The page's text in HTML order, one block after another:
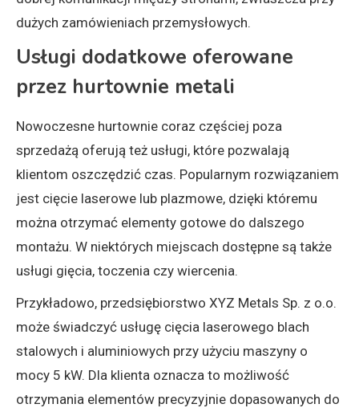
dużych zamówieniach przemysłowych.
Usługi dodatkowe oferowane
przez hurtownie metali
Nowoczesne hurtownie coraz częściej poza
sprzedażą oferują też usługi, które pozwalają
klientom oszczędzić czas. Popularnym rozwiązaniem
jest cięcie laserowe lub plazmowe, dzięki któremu
można otrzymać elementy gotowe do dalszego
montażu. W niektórych miejscach dostępne są także
usługi gięcia, toczenia czy wiercenia.
Przykładowo, przedsiębiorstwo XYZ Metals Sp. z o.o.
może świadczyć usługę cięcia laserowego blach
stalowych i aluminiowych przy użyciu maszyny o
mocy 5 kW. Dla klienta oznacza to możliwość
otrzymania elementów precyzyjnie dopasowanych do